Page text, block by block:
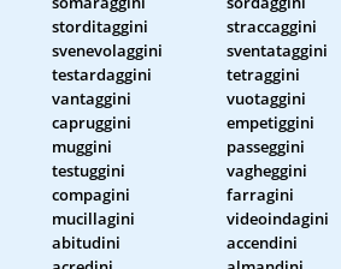
storditaggini
straccaggini
svenevolaggini
sventataggini
testardaggini
tetraggini
vantaggini
vuotaggini
capruggini
empetiggini
muggini
passeggini
testuggini
vagheggini
compagini
farragini
mucillagini
videoindagini
abitudini
accendini